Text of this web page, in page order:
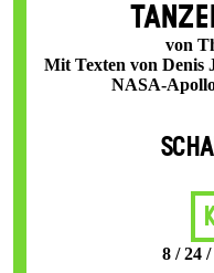
von
Mit Texten von Denis
NASA-
8 / 24